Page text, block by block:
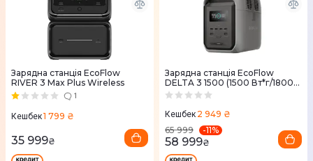
Зарядна станцiя EcoFlow
RIVER 3 Max Plus Wireless
1
Кешбек1 799 ₴
35 999₴
Зарядна станцiя EcoFlow
DELTA 3 1500 (1500 Вт*г/1800
Вт)
Кешбек 2 949 ₴
65 999
-11%
58 999₴